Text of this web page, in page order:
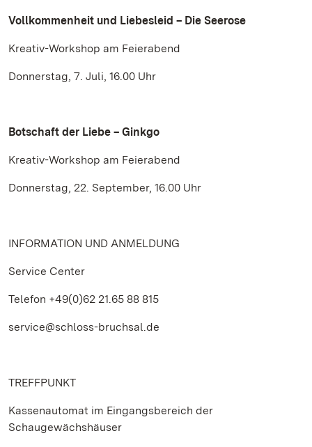
Vollkommenheit und Liebesleid – Die Seerose
Kreativ-Workshop am Feierabend
Donnerstag, 7. Juli, 16.00 Uhr
Botschaft der Liebe – Ginkgo
Kreativ-Workshop am Feierabend
Donnerstag, 22. September, 16.00 Uhr
INFORMATION UND ANMELDUNG
Service Center
Telefon +49(0)62 21.65 88 815
service@schloss-bruchsal.de
TREFFPUNKT
Kassenautomat im Eingangsbereich der
Schaugewächshäuser